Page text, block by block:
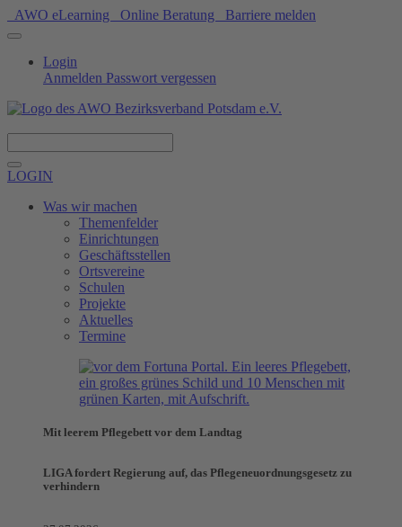
AWO eLearning Online Beratung Barriere melden
Login
Anmelden Passwort vergessen
LOGIN
Was wir machen
Themenfelder
Einrichtungen
Geschäftsstellen
Ortsvereine
Schulen
Projekte
Aktuelles
Termine
Mit leerem Pflegebett vor dem Landtag
LIGA fordert Regierung auf, das Pflegeneuordnungsgesetz zu
verhindern